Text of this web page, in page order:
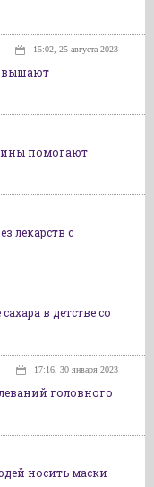
15:02, 25 августа 2023
помогают
лекарств с
в детстве со
17:16, 30 января 2023
головного
носить маски